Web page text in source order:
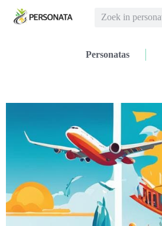
Personatas